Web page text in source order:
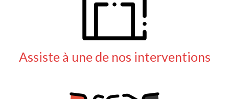
Assiste à une de nos interventions